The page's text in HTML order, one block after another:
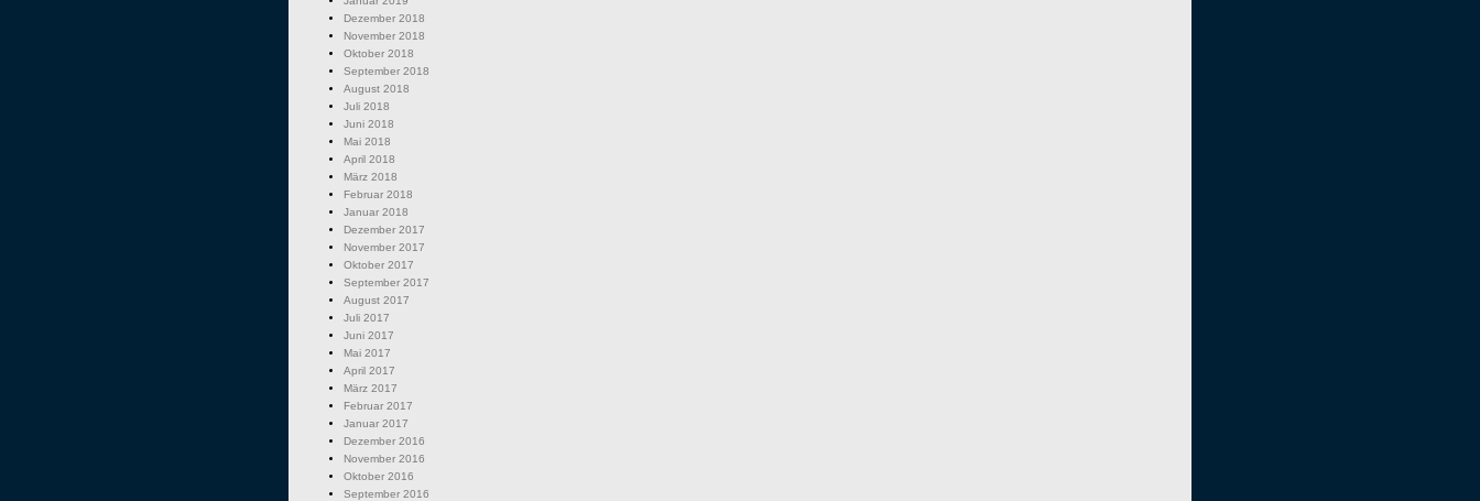
Dezember 2018
November 2018
Oktober 2018
September 2018
August 2018
Juli 2018
Juni 2018
Mai 2018
April 2018
März 2018
Februar 2018
Januar 2018
Dezember 2017
November 2017
Oktober 2017
September 2017
August 2017
Juli 2017
Juni 2017
Mai 2017
April 2017
März 2017
Februar 2017
Januar 2017
Dezember 2016
November 2016
Oktober 2016
September 2016